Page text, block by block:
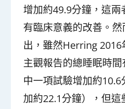
增加約49.9分鐘，這
有臨床意義的改善。
出，雖然Herring 2016
主觀報告的總睡眠時
中一項試驗增加約
加約22.1分鐘），但